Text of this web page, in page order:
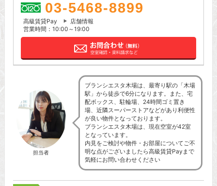
03-5468-8899
高級賃貸Pay
店舗情報
営業時間：10:00～19:00
担当者
ブランシエスタ木場は、最寄り駅の「木場
駅」から徒歩で6分になります。また、宅
配ボックス、駐輪場、24時間ゴミ置き
場、近隣スーパーストアなどがあり利便性
が良い物件となっております。
ブランシエスタ木場は、現在空室が42室
となっています。
内見をご検討や物件・お部屋についてご不
明な点がございましたら高級賃貸Payまで
気軽にお問い合わせください